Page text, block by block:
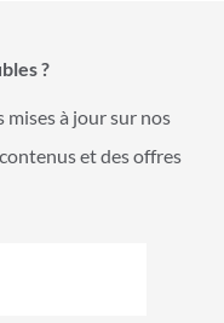
?
à jour sur nos
et des offres